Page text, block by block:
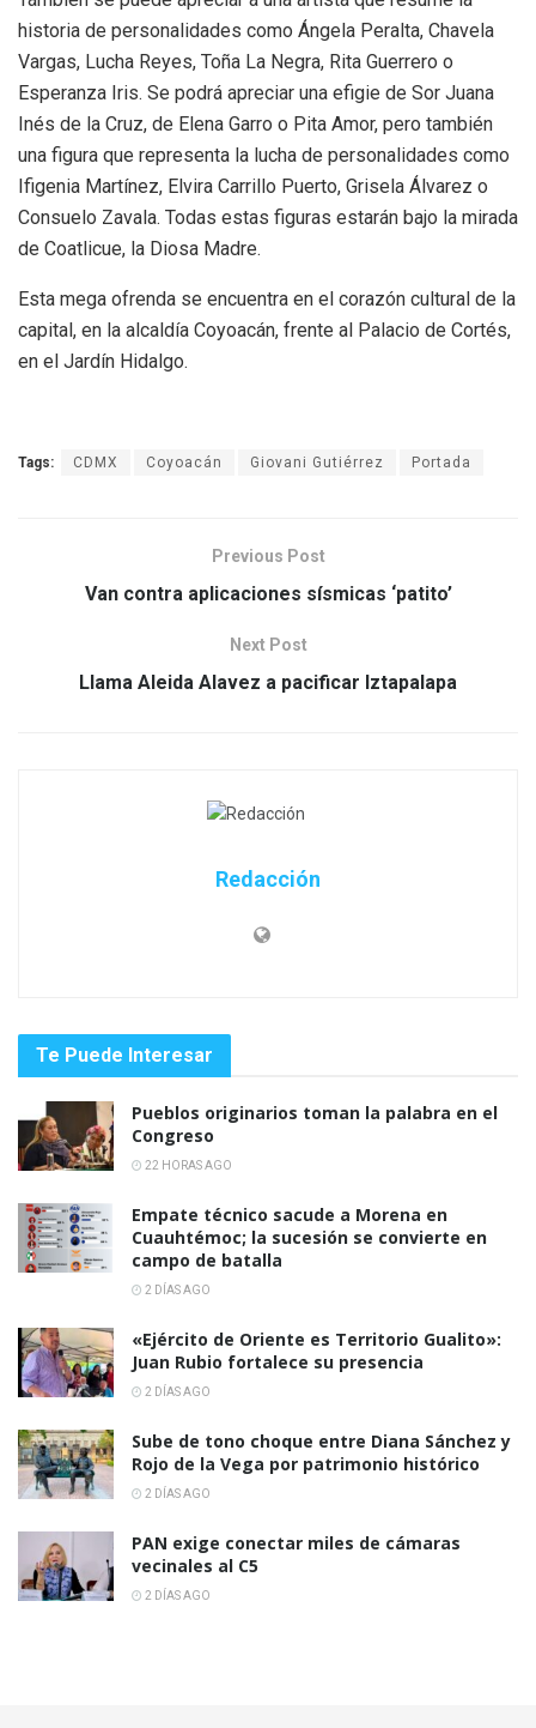
historia de personalidades como Ángela Peralta, Chavela
Vargas, Lucha Reyes, Toña La Negra, Rita Guerrero o
Esperanza Iris. Se podrá apreciar una efigie de Sor Juana
Inés de la Cruz, de Elena Garro o Pita Amor, pero también
una figura que representa la lucha de personalidades como
Ifigenia Martínez, Elvira Carrillo Puerto, Grisela Álvarez o
Consuelo Zavala. Todas estas figuras estarán bajo la mirada
de Coatlicue, la Diosa Madre.
Esta mega ofrenda se encuentra en el corazón cultural de la
capital, en la alcaldía Coyoacán, frente al Palacio de Cortés,
en el Jardín Hidalgo.
Tags: CDMX Coyoacán Giovani Gutiérrez Portada
Previous Post
Van contra aplicaciones sísmicas ‘patito’
Next Post
Llama Aleida Alavez a pacificar Iztapalapa
Redacción
Te Puede Interesar
Pueblos originarios toman la palabra en el
Congreso
22 HORAS AGO
Empate técnico sacude a Morena en
Cuauhtémoc; la sucesión se convierte en
campo de batalla
2 DÍAS AGO
«Ejército de Oriente es Territorio Gualito»:
Juan Rubio fortalece su presencia
2 DÍAS AGO
Sube de tono choque entre Diana Sánchez y
Rojo de la Vega por patrimonio histórico
2 DÍAS AGO
PAN exige conectar miles de cámaras
vecinales al C5
2 DÍAS AGO